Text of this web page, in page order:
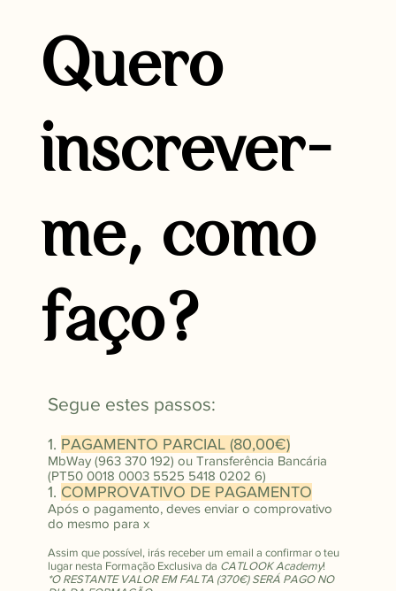
Segue estes passos:
1. PAGAMENTO PARCIAL (80,00€)
MbWay (963 370 192) ou Transferência Bancária
(PT50 0018 0003 5525 5418 0202 6)
1. COMPROVATIVO DE PAGAMENTO
Após o pagamento, deves enviar o comprovativo
do mesmo para x
Assim que possível, irás receber um email a confirmar o teu
lugar nesta Formação Exclusiva da CATLOOK Academy!
*O RESTANTE VALOR EM FALTA (370€) SERÁ PAGO NO
Quero
inscrever-
me, como
faço?